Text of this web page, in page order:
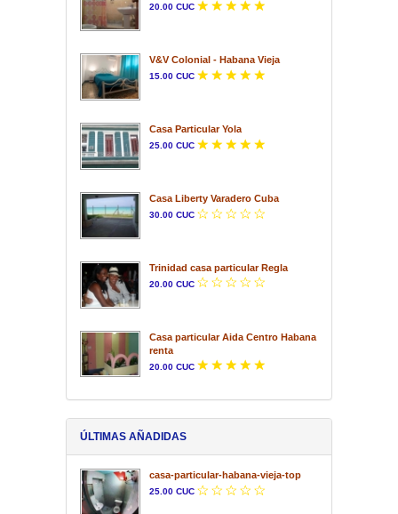
20.00 CUC
V&V Colonial - Habana Vieja
15.00 CUC
Casa Particular Yola
25.00 CUC
Casa Liberty Varadero Cuba
30.00 CUC
Trinidad casa particular Regla
20.00 CUC
Casa particular Aida Centro Habana
renta
20.00 CUC
ÚLTIMAS AÑADIDAS
casa-particular-habana-vieja-top
25.00 CUC